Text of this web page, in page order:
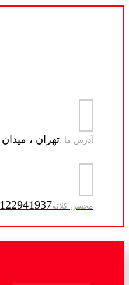
آدرس ما :تهران ، میدان
محسن کلاته